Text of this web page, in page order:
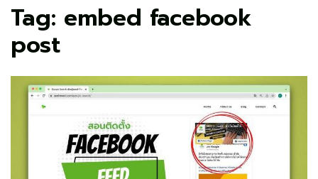
Tag: embed facebook
post